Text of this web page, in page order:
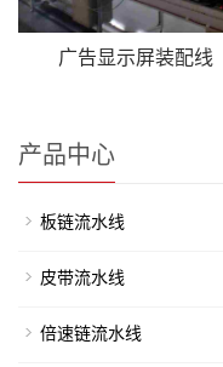
广告显示屏装配线
产品中心
板链流水线
皮带流水线
倍速链流水线